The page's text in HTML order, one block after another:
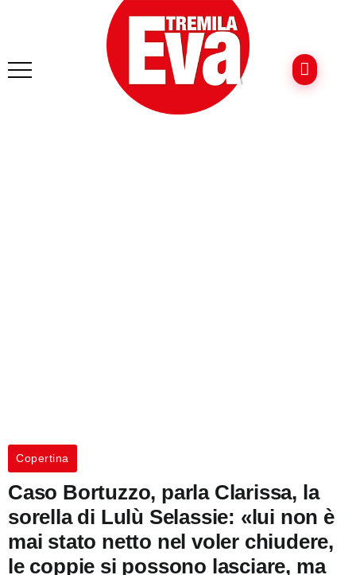
Copertina
Caso Bortuzzo, parla Clarissa, la
sorella di Lulù Selassie: «lui non è
mai stato netto nel voler chiudere,
le coppie si possono lasciare, ma